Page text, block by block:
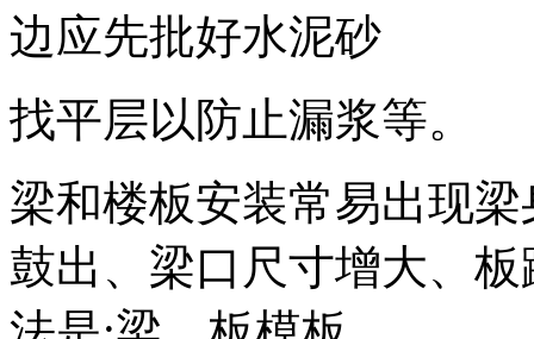
边应先批好水泥砂
找平层以防止漏浆等。
梁和楼板安装常易出现
鼓出、梁口尺寸增大、